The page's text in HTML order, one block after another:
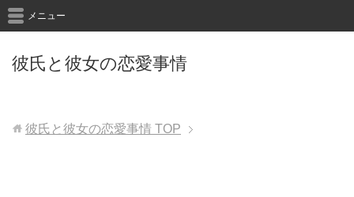
彼氏と彼女の恋愛事情
メニュー
彼氏と彼女の恋愛事情 TOP